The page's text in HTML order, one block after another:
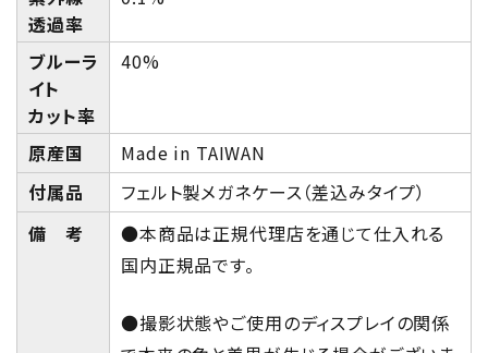
透過率
ブルーラ
イト
カット率
40%
原産国
Made in TAIWAN
付属品
フェルト製メガネケース（差込みタイプ）
備 考
●本商品は正規代理店を通じて仕入れる
国内正規品です。
●撮影状態やご使用のディスプレイの関係